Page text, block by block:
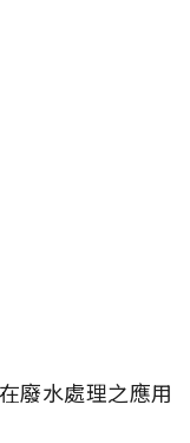
廢水處理之應用